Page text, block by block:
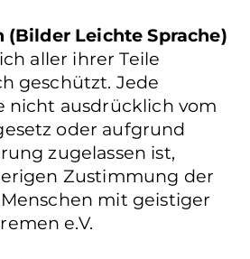
(Bilder Leichte Sprache)
aller ihrer Teile
geschützt. Jede
nicht ausdrücklich vom
oder aufgrund
zugelassen ist,
Zustimmung der
mit geistiger
e.V.